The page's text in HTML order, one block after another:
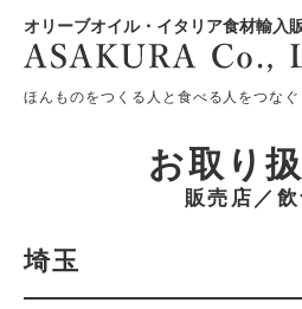
オリーブオイル・イタリア食材輸入
ほんものをつくる人と食べる人をつなぐ
変更確認プレビュー
お取り
販売店／
埼玉